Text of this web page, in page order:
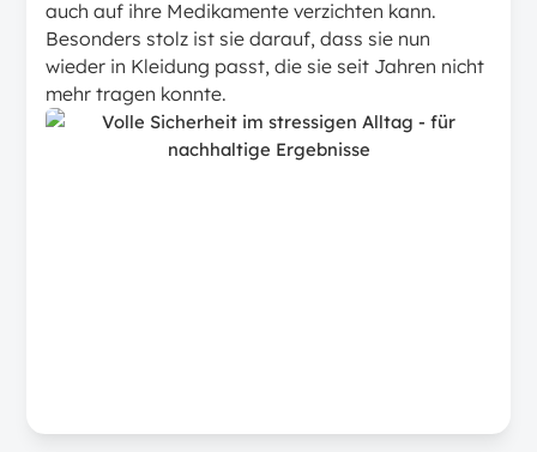
auch auf ihre Medikamente verzichten kann.
Besonders stolz ist sie darauf, dass sie nun
wieder in Kleidung passt, die sie seit Jahren nicht
mehr tragen konnte.